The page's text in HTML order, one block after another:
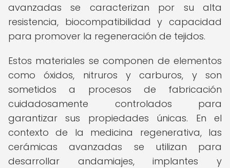
avanzadas se caracterizan por su alta
resistencia, biocompatibilidad y capacidad
para promover la regeneración de tejidos.
Estos materiales se componen de elementos
como óxidos, nitruros y carburos, y son
sometidos a procesos de fabricación
cuidadosamente controlados para
garantizar sus propiedades únicas. En el
contexto de la medicina regenerativa, las
cerámicas avanzadas se utilizan para
desarrollar andamiajes, implantes y